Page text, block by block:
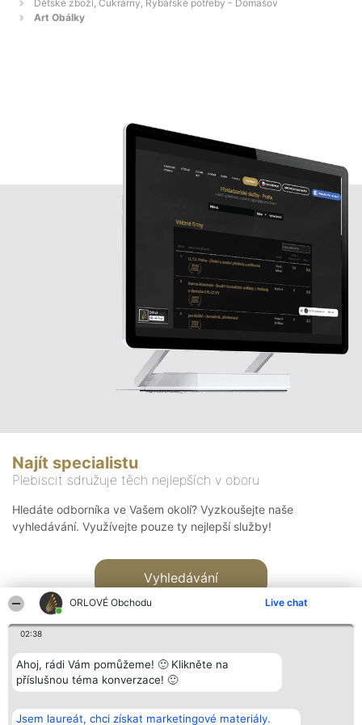
ORLOVÉ Obchodu Live chat
02:38
Ahoj, rádi Vám pomůžeme! 🙂 Klikněte na
příslušnou téma konverzace! 🙂
Jsem laureát, chci získat marketingové materiály.
Dětské zboží, Cukrárny, Rybářské potřeby - Domašov
Art Obálky
Najít specialistu
Plebiscit sdružuje těch nejlepších v oboru
Hledáte odborníka ve Vašem okolí? Vyzkoušejte naše
vyhledávání. Využívejte pouze ty nejlepší služby!
Vyhledávání
Bright Side Solutions sp. z o.
o. sp. k.
Vítězové
Seznam všech
Kontakt